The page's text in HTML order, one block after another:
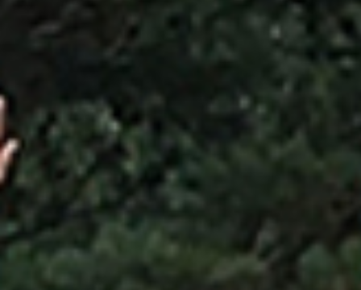
MOBILNY OBÓZ EKOLOGICZNY
„KOMPAS FAL BAŁTYKU: NATURA,
CZŁOWIEK I EMOCJE” – PIĘĆ DNI
PEŁNYCH ODKRYĆ, REFLEKSJI I
TWÓRCZEJ ENERGII